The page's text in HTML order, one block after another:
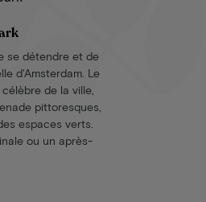
se détendre et de
d'Amsterdam. Le
de la ville,
pittoresques,
espaces verts.
ou un après-